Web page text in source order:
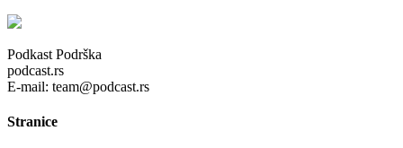
Podkast Podrška
podcast.rs
E-mail: team@podcast.rs
Stranice